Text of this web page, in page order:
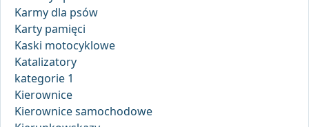
Karmy dla psów
Karty pamięci
Kaski motocyklowe
Katalizatory
kategorie 1
Kierownice
Kierownice samochodowe